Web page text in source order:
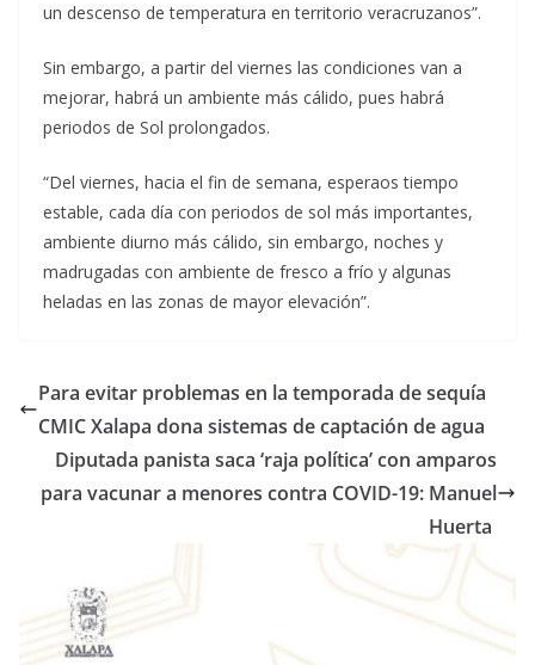
un descenso de temperatura en territorio veracruzanos”.
Sin embargo, a partir del viernes las condiciones van a
mejorar, habrá un ambiente más cálido, pues habrá
periodos de Sol prolongados.
“Del viernes, hacia el fin de semana, esperaos tiempo
estable, cada día con periodos de sol más importantes,
ambiente diurno más cálido, sin embargo, noches y
madrugadas con ambiente de fresco a frío y algunas
heladas en las zonas de mayor elevación”.
Para evitar problemas en la temporada de sequía
CMIC Xalapa dona sistemas de captación de agua
Diputada panista saca ‘raja política’ con amparos
para vacunar a menores contra COVID-19: Manuel
Huerta